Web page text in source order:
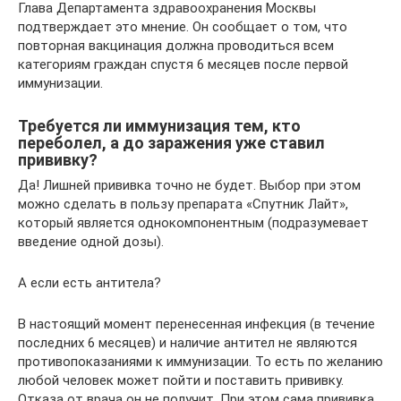
Глава Департамента здравоохранения Москвы
подтверждает это мнение. Он сообщает о том, что
повторная вакцинация должна проводиться всем
категориям граждан спустя 6 месяцев после первой
иммунизации.
Требуется ли иммунизация тем, кто
переболел, а до заражения уже ставил
прививку?
Да! Лишней прививка точно не будет. Выбор при этом
можно сделать в пользу препарата «Спутник Лайт»,
который является однокомпонентным (подразумевает
введение одной дозы).
А если есть антитела?
В настоящий момент перенесенная инфекция (в течение
последних 6 месяцев) и наличие антител не являются
противопоказаниями к иммунизации. То есть по желанию
любой человек может пойти и поставить прививку.